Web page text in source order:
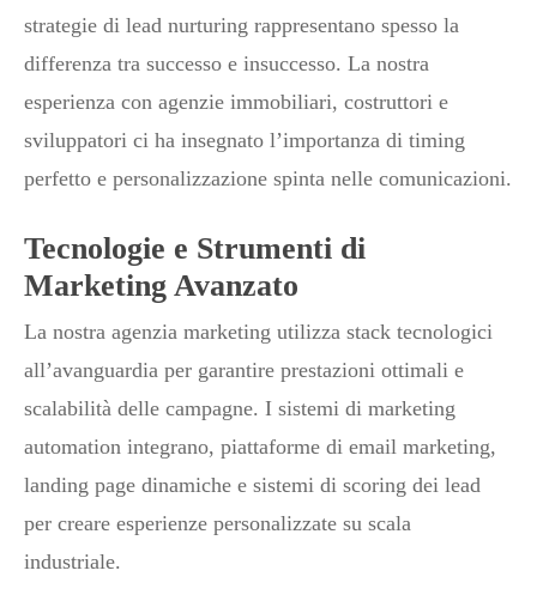
strategie di lead nurturing rappresentano spesso la
differenza tra successo e insuccesso. La nostra
esperienza con agenzie immobiliari, costruttori e
sviluppatori ci ha insegnato l’importanza di timing
perfetto e personalizzazione spinta nelle comunicazioni.
Tecnologie e Strumenti di
Marketing Avanzato
La nostra agenzia marketing utilizza stack tecnologici
all’avanguardia per garantire prestazioni ottimali e
scalabilità delle campagne. I sistemi di marketing
automation integrano, piattaforme di email marketing,
landing page dinamiche e sistemi di scoring dei lead
per creare esperienze personalizzate su scala
industriale.